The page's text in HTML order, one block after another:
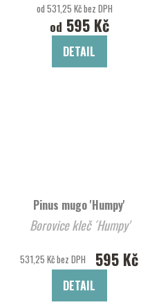
od 531,25 Kč bez DPH
od 595 Kč
DETAIL
Pinus mugo 'Humpy'
Borovice kleč ´Humpy'
531,25 Kč bez DPH 595 Kč
DETAIL